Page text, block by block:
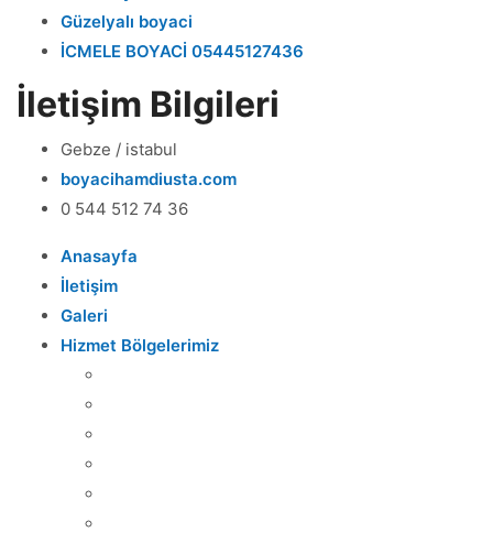
Güzelyalı boyaci
İCMELE BOYACİ 05445127436
İletişim Bilgileri
Gebze / istabul
boyacihamdiusta.com
0 544 512 74 36
Anasayfa
İletişim
Galeri
Hizmet Bölgelerimiz